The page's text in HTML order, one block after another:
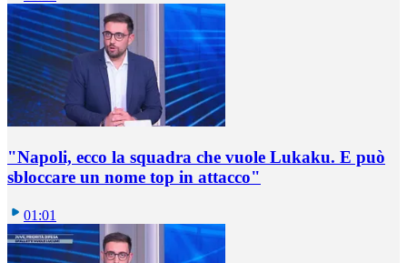
"Napoli, ecco la squadra che vuole Lukaku. E può
sbloccare un nome top in attacco"
01:01